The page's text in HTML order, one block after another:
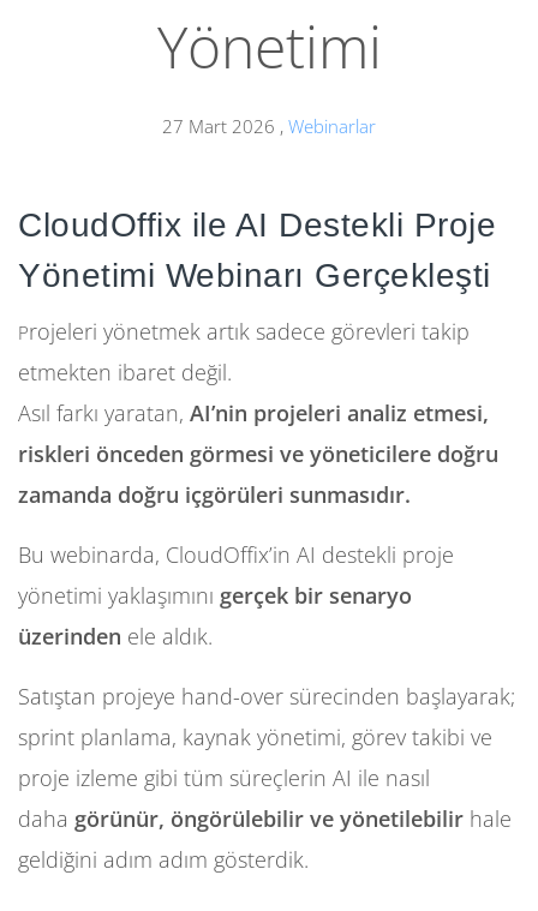
Yönetimi
27 Mart 2026 , Webinarlar
CloudOffix ile AI Destekli Proje
Yönetimi Webinarı Gerçekleşti
Projeleri yönetmek artık sadece görevleri takip
etmekten ibaret değil.
Asıl farkı yaratan, AI’nin projeleri analiz etmesi,
riskleri önceden görmesi ve yöneticilere doğru
zamanda doğru içgörüleri sunmasıdır.
Bu webinarda, CloudOffix’in AI destekli proje
yönetimi yaklaşımını gerçek bir senaryo
üzerinden ele aldık.
Satıştan projeye hand-over sürecinden başlayarak;
sprint planlama, kaynak yönetimi, görev takibi ve
proje izleme gibi tüm süreçlerin AI ile nasıl
daha görünür, öngörülebilir ve yönetilebilir hale
geldiğini adım adım gösterdik.